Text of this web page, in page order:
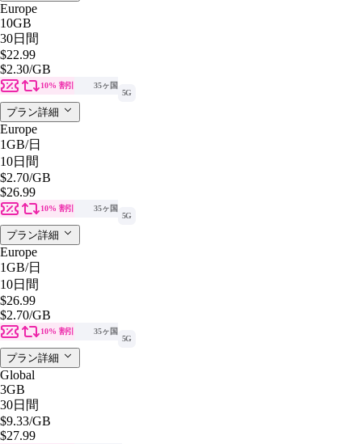
Europe
10GB
30日間
$22.99
$2.30/GB
10% 割引
35ヶ国
5G
プラン詳細
Europe
1GB/日
10日間
$2.70/GB
$26.99
10% 割引
35ヶ国
5G
プラン詳細
Europe
1GB/日
10日間
$26.99
$2.70/GB
10% 割引
35ヶ国
5G
プラン詳細
Global
3GB
30日間
$9.33/GB
$27.99